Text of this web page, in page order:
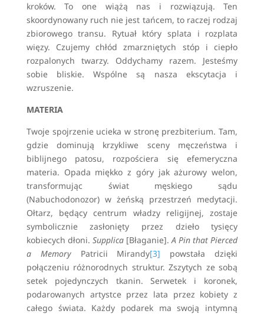
kroków. To one wiążą nas i rozwiązują. Ten
skoordynowany ruch nie jest tańcem, to raczej rodzaj
zbiorowego transu. Rytuał który splata i rozplata
więzy. Czujemy chłód zmarzniętych stóp i ciepło
rozpalonych twarzy. Oddychamy razem. Jesteśmy
sobie bliskie. Wspólne są nasza ekscytacja i
wzruszenie.
MATERIA
Twoje spojrzenie ucieka w stronę prezbiterium. Tam,
gdzie dominują krzykliwe sceny męczeństwa i
biblijnego patosu, rozpościera się efemeryczna
materia. Opada miękko z góry jak ażurowy welon,
transformując świat męskiego sądu
(Nabuchodonozor) w żeńską przestrzeń medytacji.
Ołtarz, będący centrum władzy religijnej, zostaje
symbolicznie zasłonięty przez dzieło tysięcy
kobiecych dłoni. Supplica[Błaganie].A Pin that Pierced
a MemoryPatricii Mirandy[3] powstała dzięki
połączeniu różnorodnych struktur. Zszytych ze sobą
setek pojedynczych tkanin. Serwetek i koronek,
podarowanych artystce przez lata przez kobiety z
całego świata. Każdy podarek ma swoją intymną